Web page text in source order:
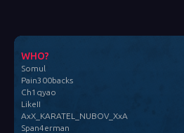
WHO?
Somul
Pain300backs
Ch1qyao
LikeII
AxX_KARATEL_NUBOV_XxA
Span4erman